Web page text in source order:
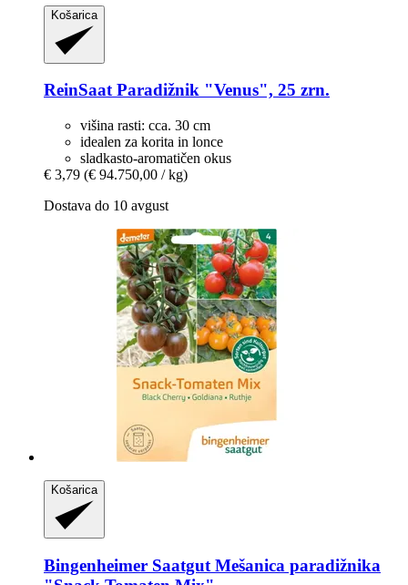
Košarica
ReinSaatParadižnik "Venus", 25 zrn.
višina rasti: cca. 30 cm
idealen za korita in lonce
sladkasto-aromatičen okus
€ 3,79 (€ 94.750,00 / kg)
Dostava do 10 avgust
Košarica
Bingenheimer Saatgut Mešanica paradižnika